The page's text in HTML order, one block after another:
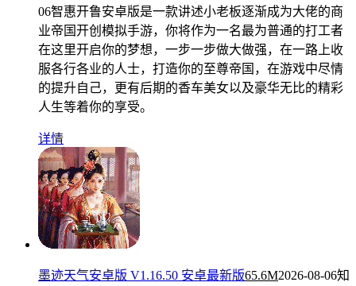
06智惠开鲁安卓版是一款讲述小老板逐渐成为大佬的商
业帝国开创模拟手游，你将作为一名最为普通的打工者
在这里开启你的梦想，一步一步做大做强，在一路上收
服各行各业的人士，打造你的至尊帝国，在游戏中尽情
的提升自己，更有后期的香车美女以及豪华无比的精彩
人生等着你的享受。
详情
墨迹天气安卓版 V1.16.50 安卓最新版65.6M2026-08-06知